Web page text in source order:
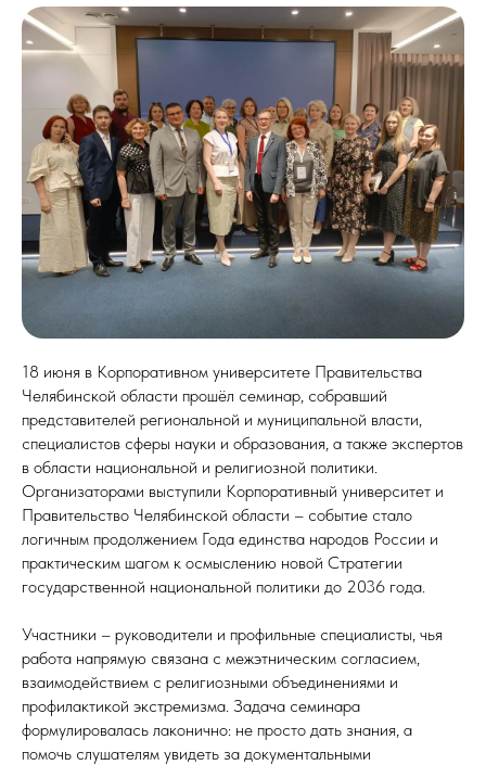
18 июня в Корпоративном университете Правительства
Челябинской области прошёл семинар, собравший
представителей региональной и муниципальной власти,
специалистов сферы науки и образования, а также экспертов
в области национальной и религиозной политики.
Организаторами выступили Корпоративный университет и
Правительство Челябинской области – событие стало
логичным продолжением Года единства народов России и
практическим шагом к осмыслению новой Стратегии
государственной национальной политики до 2036 года.
Участники – руководители и профильные специалисты, чья
работа напрямую связана с межэтническим согласием,
взаимодействием с религиозными объединениями и
профилактикой экстремизма. Задача семинара
формулировалась лаконично: не просто дать знания, а
помочь слушателям увидеть за документальными